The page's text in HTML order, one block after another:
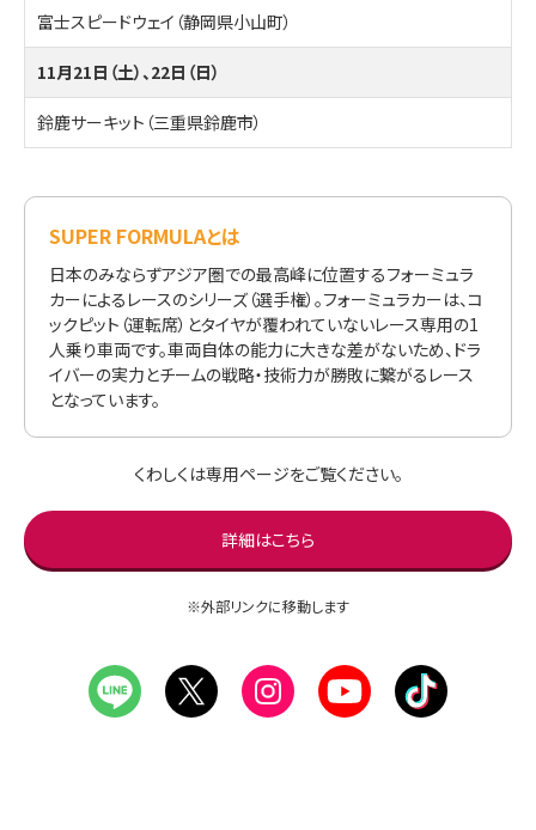
富士スピードウェイ（静岡県小山町）
11月21日（土）、22日（日）
鈴鹿サーキット（三重県鈴鹿市）
SUPER FORMULAとは
日本のみならずアジア圏での最高峰に位置するフォーミュラ
カーによるレースのシリーズ（選手権）。フォーミュラカーは、コ
ックピット（運転席）とタイヤが覆われていないレース専用の1
人乗り車両です。車両自体の能力に大きな差がないため、ドラ
イバーの実力とチームの戦略・技術力が勝敗に繋がるレース
となっています。
くわしくは専用ページをご覧ください。
詳細はこちら
※外部リンクに移動します